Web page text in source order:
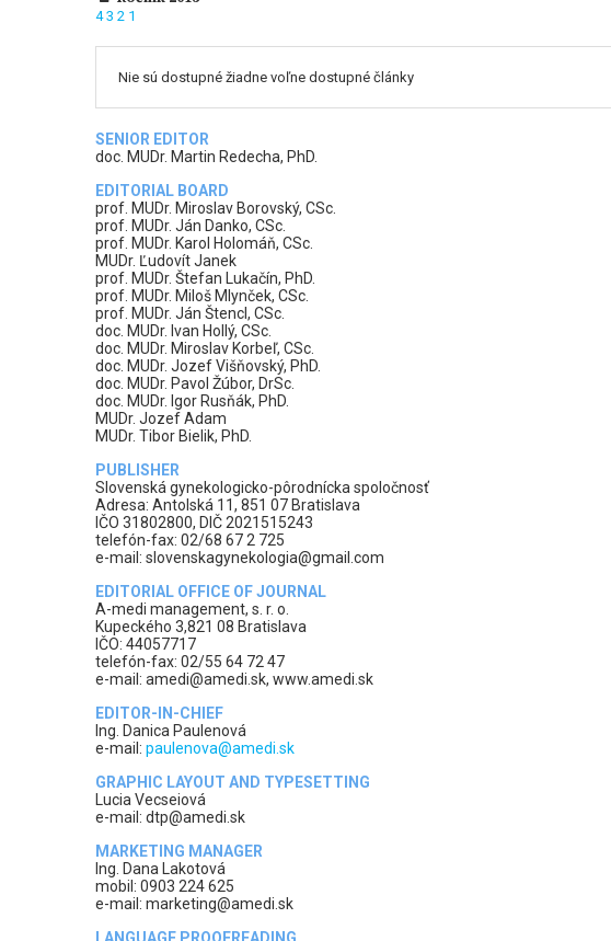
43 2 1
Nie sú dostupné žiadne voľne dostupné články
SENIOR EDITOR
doc. MUDr. Martin Redecha, PhD.
EDITORIAL BOARD
prof. MUDr. Miroslav Borovský, CSc.
prof. MUDr. Ján Danko, CSc.
prof. MUDr. Karol Holomáň, CSc.
MUDr. Ľudovít Janek
prof. MUDr. Štefan Lukačín, PhD.
prof. MUDr. Miloš Mlynček, CSc.
prof. MUDr. Ján Štencl, CSc.
doc. MUDr. Ivan Hollý, CSc.
doc. MUDr. Miroslav Korbeľ, CSc.
doc. MUDr. Jozef Višňovský, PhD.
doc. MUDr. Pavol Žúbor, DrSc.
doc. MUDr. Igor Rusňák, PhD.
MUDr. Jozef Adam
MUDr. Tibor Bielik, PhD.
PUBLISHER
Slovenská gynekologicko-pôrodnícka spoločnosť
Adresa: Antolská 11, 851 07 Bratislava
IČO 31802800, DIČ 2021515243
telefón-fax: 02/68 67 2 725
e-mail: slovenskagynekologia@gmail.com
EDITORIAL OFFICE OF JOURNAL
A-medi management, s. r. o.
Kupeckého 3,821 08 Bratislava
IČO: 44057717
telefón-fax: 02/55 64 72 47
e-mail: amedi@amedi.sk, www.amedi.sk
EDITOR-IN-CHIEF
Ing. Danica Paulenová
e-mail: paulenova@amedi.sk
GRAPHIC LAYOUT AND TYPESETTING
Lucia Vecseiová
e-mail: dtp@amedi.sk
MARKETING MANAGER
Ing. Dana Lakotová
mobil: 0903 224 625
e-mail: marketing@amedi.sk